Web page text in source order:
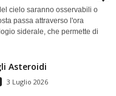
cielo saranno osservabili o
passa attraverso l'ora
siderale, che permette di
Asteroidi
3 Luglio 2026